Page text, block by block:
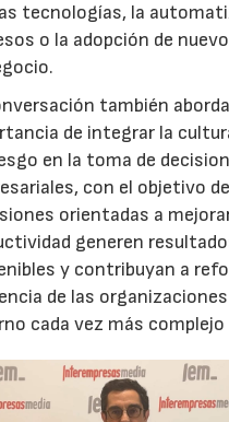
tecnologías, la
o la adopción de
también
de integrar la
en la toma de
con el objetivo
orientadas a
generen
y contribuyan a
de las
cada vez más